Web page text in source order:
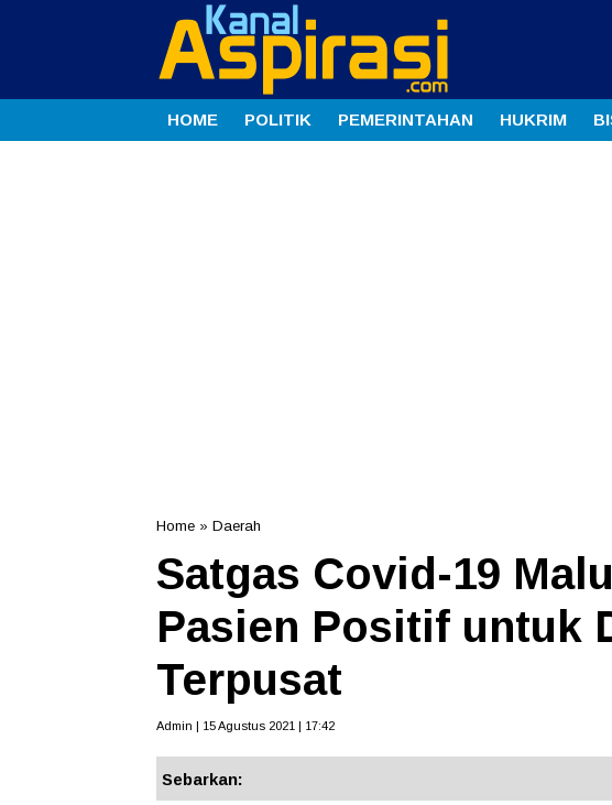
HOME POLITIK PEMERINTAHAN HUKRIM
Home » Daerah
Satgas Covid-19
Pasien Positif untuk
Terpusat
Admin | 15 Agustus 2021 | 17:42
Sebarkan: